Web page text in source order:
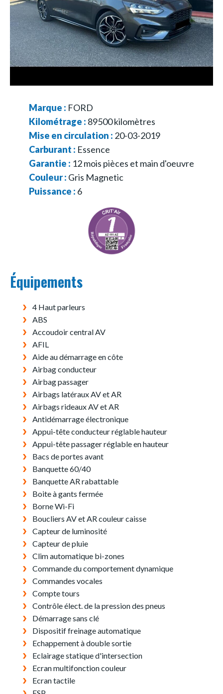
Marque : FORD
Kilométrage : 89500kilomètres
Mise en circulation : 20-03-2019
Carburant : Essence
Garantie : 12 mois pièces et main d'oeuvre
Couleur : Gris Magnetic
Puissance : 6
Équipements
4 Haut parleurs
ABS
Accoudoir central AV
AFIL
Aide au démarrage en côte
Airbag conducteur
Airbag passager
Airbags latéraux AV et AR
Airbags rideaux AV et AR
Antidémarrage électronique
Appui-tête conducteur réglable hauteur
Appui-tête passager réglable en hauteur
Bacs de portes avant
Banquette 60/40
Banquette AR rabattable
Boite à gants fermée
Borne Wi-Fi
Boucliers AV et AR couleur caisse
Capteur de luminosité
Capteur de pluie
Clim automatique bi-zones
Commande du comportement dynamique
Commandes vocales
Compte tours
Contrôle élect. de la pression des pneus
Démarrage sans clé
Dispositif freinage automatique
Echappement à double sortie
Eclairage statique d'intersection
Ecran multifonction couleur
Ecran tactile